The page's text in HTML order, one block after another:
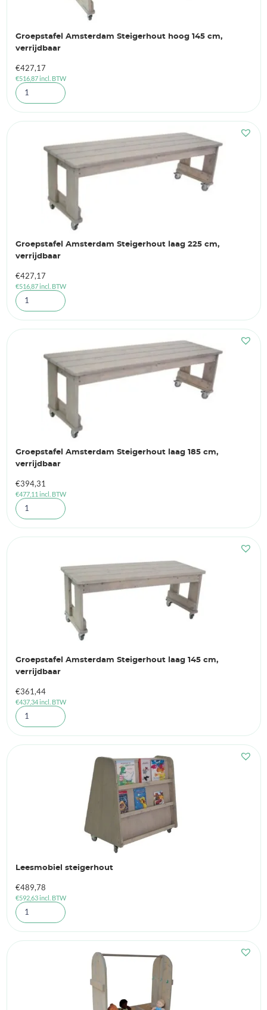
Groepstafel Amsterdam Steigerhout hoog 145 cm,
verrijdbaar
€427,17
€516,87incl. BTW
Groepstafel Amsterdam Steigerhout laag 225 cm,
verrijdbaar
€427,17
€516,87incl. BTW
Groepstafel Amsterdam Steigerhout laag 185 cm,
verrijdbaar
€394,31
€477,11 incl. BTW
Groepstafel Amsterdam Steigerhout laag 145 cm,
verrijdbaar
€361,44
€437,34incl. BTW
Leesmobiel steigerhout
€489,78
€592,63incl. BTW